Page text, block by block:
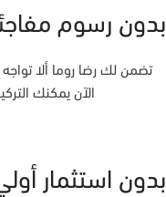
بدون رسوم
تضمن لك رضا روما ألا
الآن يمكنك
بدون استثمار